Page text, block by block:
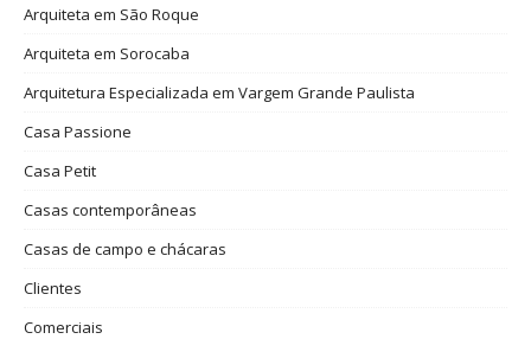
Arquiteta em São Roque
Arquiteta em Sorocaba
Arquitetura Especializada em Vargem Grande Paulista
Casa Passione
Casa Petit
Casas contemporâneas
Casas de campo e chácaras
Clientes
Comerciais